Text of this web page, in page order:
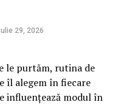
29, 2026
le purtăm, rutina de
îl alegem în fiecare
influențează modul în